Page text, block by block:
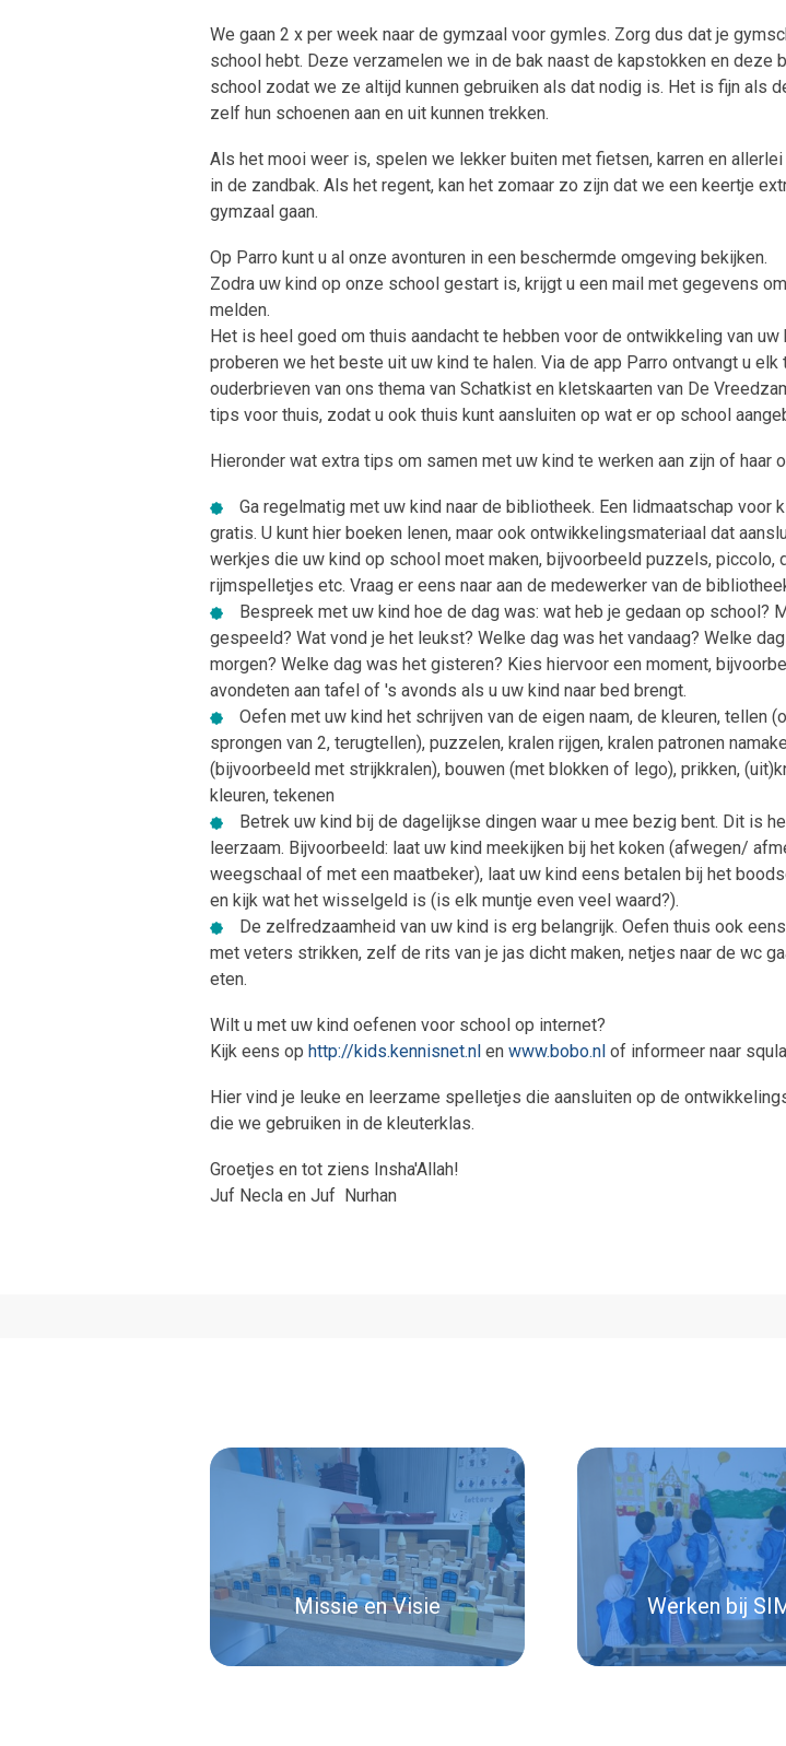
We gaan 2 x per week naar de gymzaal voor gymles. Zorg dus dat je
school hebt. Deze verzamelen we in de bak naast de kapstokken en deze
school zodat we ze altijd kunnen gebruiken als dat nodig is. Het is fijn als
zelf hun schoenen aan en uit kunnen trekken.
Als het mooi weer is, spelen we lekker buiten met fietsen, karren en
in de zandbak. Als het regent, kan het zomaar zo zijn dat we een keertje
gymzaal gaan.
Op Parro kunt u al onze avonturen in een beschermde omgeving bekijken.
Zodra uw kind op onze school gestart is, krijgt u een mail met gegevens
melden.
Het is heel goed om thuis aandacht te hebben voor de ontwikkeling van uw
proberen we het beste uit uw kind te halen. Via de app Parro ontvangt u
ouderbrieven van ons thema van Schatkist en kletskaarten van De
tips voor thuis, zodat u ook thuis kunt aansluiten op wat er op school
Hieronder wat extra tips om samen met uw kind te werken aan zijn of haar
Ga regelmatig met uw kind naar de bibliotheek. Een lidmaatschap voor
gratis. U kunt hier boeken lenen, maar ook ontwikkelingsmateriaal dat
werkjes die uw kind op school moet maken, bijvoorbeeld puzzels, piccolo,
rijmspelletjes etc. Vraag er eens naar aan de medewerker van de
Bespreek met uw kind hoe de dag was: wat heb je gedaan op school?
gespeeld? Wat vond je het leukst? Welke dag was het vandaag? Welke
morgen? Welke dag was het gisteren? Kies hiervoor een moment,
avondeten aan tafel of 's avonds als u uw kind naar bed brengt.
Oefen met uw kind het schrijven van de eigen naam, de kleuren, tellen
sprongen van 2, terugtellen), puzzelen, kralen rijgen, kralen patronen
(bijvoorbeeld met strijkkralen), bouwen (met blokken of lego), prikken,
kleuren, tekenen
Betrek uw kind bij de dagelijkse dingen waar u mee bezig bent. Dit is
leerzaam. Bijvoorbeeld: laat uw kind meekijken bij het koken (afwegen/
weegschaal of met een maatbeker), laat uw kind eens betalen bij het
en kijk wat het wisselgeld is (is elk muntje even veel waard?).
De zelfredzaamheid van uw kind is erg belangrijk. Oefen thuis ook
met veters strikken, zelf de rits van je jas dicht maken, netjes naar de wc
eten.
Wilt u met uw kind oefenen voor school op internet?
Kijk eens op http://kids.kennisnet.nl en www.bobo.nl of informeer naar
Hier vind je leuke en leerzame spelletjes die aansluiten op de
die we gebruiken in de kleuterklas.
Groetjes en tot ziens Insha'Allah!
Juf Necla en Juf Nurhan
Missie en Visie Werken bij